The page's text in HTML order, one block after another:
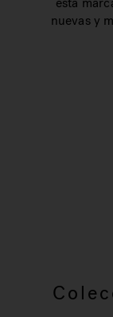
nuevas y